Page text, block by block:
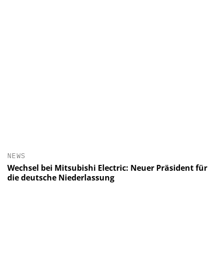
NEWS
Wechsel bei Mitsubishi Electric: Neuer Präsident für
die deutsche Niederlassung